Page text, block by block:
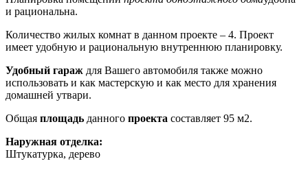
и рациональна.
Количество жилых комнат в данном проекте – 4. Проект
имеет удобную и рациональную внутреннюю планировку.
Удобный гараж для Вашего автомобиля также можно
использовать и как мастерскую и как место для хранения
домашней утвари.
Общая площадь данного проекта составляет 95 м2.
Наружная отделка:
Штукатурка, дерево